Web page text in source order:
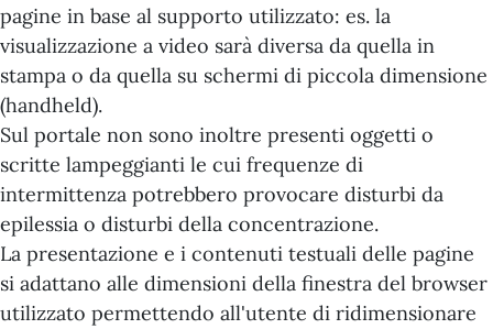
pagine in base al supporto utilizzato: es. la
visualizzazione a video sarà diversa da quella in
stampa o da quella su schermi di piccola dimensione
(handheld).
Sul portale non sono inoltre presenti oggetti o
scritte lampeggianti le cui frequenze di
intermittenza potrebbero provocare disturbi da
epilessia o disturbi della concentrazione.
La presentazione e i contenuti testuali delle pagine
si adattano alle dimensioni della finestra del browser
utilizzato permettendo all'utente di ridimensionare